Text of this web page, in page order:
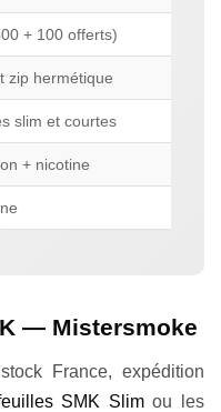
+ 100 offerts)
zip hermétique
slim et courtes
+ nicotine
— Mistersmoke
France, expédition
SMK Slimou les